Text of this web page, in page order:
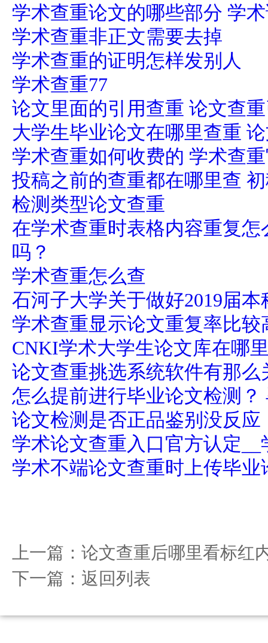
学术查重论文的哪些部分 学
学术查重非正文需要去掉
学术查重的证明怎样发别人
学术查重77
论文里面的引用查重 论文查
大学生毕业论文在哪里查重
学术查重如何收费的 学术查
投稿之前的查重都在哪里查
检测类型论文查重
在学术查重时表格内容重复
吗？
学术查重怎么查
石河子大学关于做好2019届
学术查重显示论文重复率比
CNKI学术大学生论文库在哪
论文查重挑选系统软件有那么
怎么提前进行毕业论文检测
论文检测是否正品鉴别没反应
学术论文查重入口官方认定__
学术不端论文查重时上传毕
上一篇： 论文查重后哪里看标红
下一篇： 返回列表